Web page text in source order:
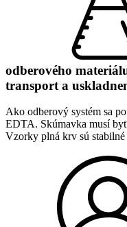
odberového
transport a
Ako odberový systém sa
EDTA. Skúmavka musí
Vzorky plná krv sú